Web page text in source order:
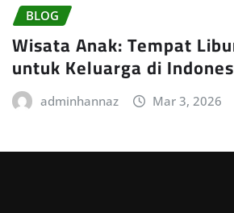
BLOG
Wisata Anak: Tempat
untuk Keluarga di
adminhannaz Mar 3, 2026